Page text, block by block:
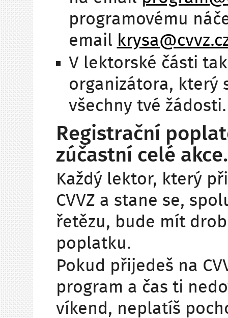
programovému
email krysa@
V lektorské části
organizátora, který
všechny tvé žádosti.
Registrační
zúčastní celé akce.
Každý lektor, který
CVVZ a stane se,
řetězu, bude mít
poplatku.
Pokud přijedeš na
program a čas ti
víkend, neplatíš